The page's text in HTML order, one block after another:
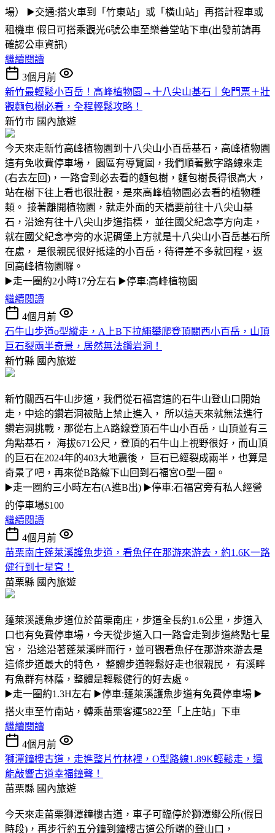
場） ▶️交通:搭火車到「竹東站」或「橫山站」再搭計程車或
租機車 假日可搭乘觀光6號公車至樂善堂站下車(出發前請再
確認公車資訊)
繼續閱讀
3個月前
新竹最輕鬆小百岳！高峰植物園→十八尖山基石｜免門票＋壯
觀麵包樹必看，全程輕鬆攻略！
新竹市 國內旅遊
今天來走新竹高峰植物園到十八尖山小百岳基石，高峰植物園
這有免收費停車場， 園區有導覽圖，我們順著數字路線來走
(右去左回)，一路會到必去看的麵包樹，麵包樹長得很高大，
站在樹下往上看也很壯觀，是來高峰植物園必去看的植物種
類。 接著離開植物園，就走外面的天橋要前往十八尖山基
石，沿途有往十八尖山步道指標， 並往國父紀念亭方向走，
就在國父紀念亭旁的水泥碉堡上方就是十八尖山小百岳基石所
在處， 是很親民很好抵達的小百岳，待得差不多就回程，返
回高峰植物園囉。
▶️走一圈約2小時17分左右 ▶️停車:高峰植物園
繼續閱讀
4個月前
石牛山步道o型縱走，A上B下拉繩攀爬登頂關西小百岳，山頂
巨石裂兩半奇景，居然無法鑽岩洞！
新竹縣 國內旅遊
新竹關西石牛山步道，我們從石福宮這的石牛山登山口開始
走，中途的鑽岩洞被貼上禁止進入， 所以這天來就無法進行
鑽岩洞挑戰，那從右上A路線登頂石牛山小百岳，山頂並有三
角點基石， 海拔671公尺，登頂的石牛山上視野很好，而山頂
的巨石在2024年的403大地震後， 巨石已經裂成兩半，也算是
奇景了吧，再來從B路線下山回到石福宮O型一圈。
▶️走一圈約三小時左右(A進B出) ▶️停車:石福宮旁有私人經營
的停車場$100
繼續閱讀
4個月前
苗栗南庄蓬萊溪護魚步道，看魚仔在那游來游去，約1.6K一路
健行到七星宮！
苗栗縣 國內旅遊
蓬萊溪護魚步道位於苗栗南庄，步道全長約1.6公里，步道入
口也有免費停車場，今天從步道入口一路會走到步道終點七星
宮， 沿途沿著蓬萊溪畔而行，並可觀看魚仔在那游來游去是
這條步道最大的特色， 整體步道輕鬆好走也很親民， 有溪畔
有魚群有林蔭，整體是輕鬆健行的好去處。
▶️走一圈約1.3H左右 ▶️停車:蓬萊溪護魚步道有免費停車場 ▶️
搭火車至竹南站，轉乘苗栗客運5822至「上庄站」下車
繼續閱讀
4個月前
獅潭鐘樓古道，走進整片竹林裡，O型路線1.89K輕鬆走，還
能敲響古道幸福鐘聲！
苗栗縣 國內旅遊
今天來走苗栗獅潭鐘樓古道，車子可臨停於獅潭鄉公所(假日
時段)，再步行約五分鐘到鐘樓古道公所端的登山口，